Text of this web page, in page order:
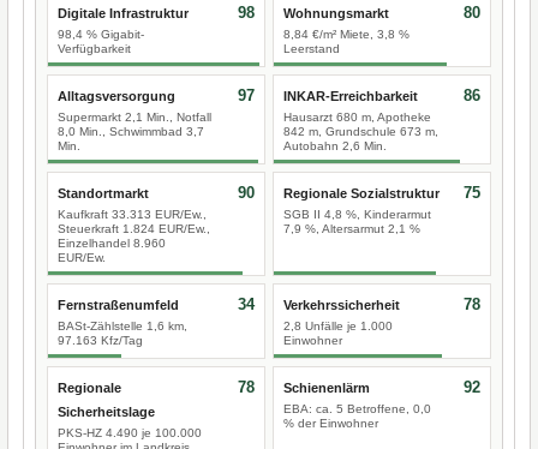
Digitale Infrastruktur
98,4 % Gigabit-
Verfügbarkeit
98 Wohnungsmarkt
8,84 €/m² Miete, 3,8 %
Leerstand
80
Alltagsversorgung
Supermarkt 2,1 Min., Notfall
8,0 Min., Schwimmbad 3,7
Min.
97 INKAR-Erreichbarkeit
Hausarzt 680 m, Apotheke
842 m, Grundschule 673 m,
Autobahn 2,6 Min.
86
Standortmarkt
Kaufkraft 33.313 EUR/Ew.,
Steuerkraft 1.824 EUR/Ew.,
Einzelhandel 8.960
EUR/Ew.
90 Regionale Sozialstruktur
SGB II 4,8 %, Kinderarmut
7,9 %, Altersarmut 2,1 %
75
Fernstraßenumfeld
BASt-Zählstelle 1,6 km,
97.163 Kfz/Tag
34 Verkehrssicherheit
2,8 Unfälle je 1.000
Einwohner
78
Regionale
Sicherheitslage
PKS-HZ 4.490 je 100.000
78 Schienenlärm
EBA: ca. 5 Betroffene, 0,0
% der Einwohner
92